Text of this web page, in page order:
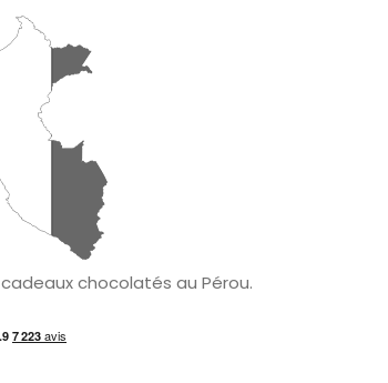
cadeaux chocolatés au Pérou.